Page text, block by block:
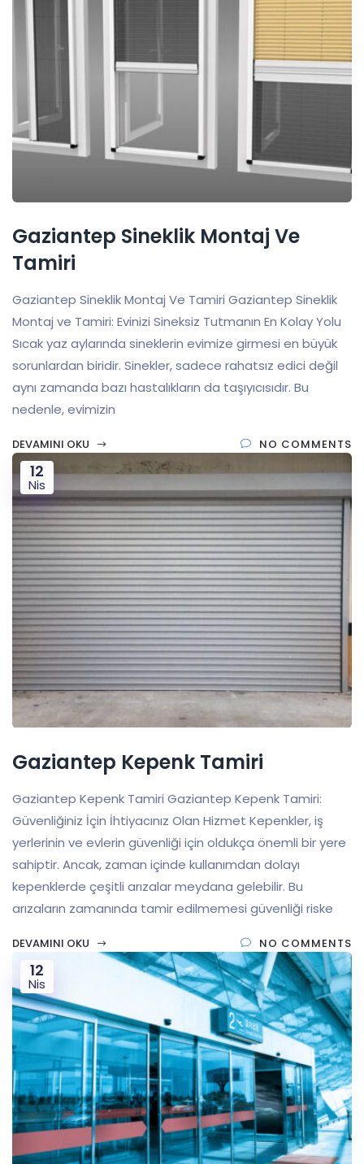
Gaziantep Sineklik Montaj Ve
Tamiri
Gaziantep Sineklik Montaj Ve Tamiri Gaziantep Sineklik
Montaj ve Tamiri: Evinizi Sineksiz Tutmanın En Kolay Yolu
Sıcak yaz aylarında sineklerin evimize girmesi en büyük
sorunlardan biridir. Sinekler, sadece rahatsız edici değil
aynı zamanda bazı hastalıkların da taşıyıcısıdır. Bu
nedenle, evimizin
DEVAMINI OKU NO COMMENTS
12
Nis
Gaziantep Kepenk Tamiri
Gaziantep Kepenk Tamiri Gaziantep Kepenk Tamiri:
Güvenliğiniz İçin İhtiyacınız Olan Hizmet Kepenkler, iş
yerlerinin ve evlerin güvenliği için oldukça önemli bir yere
sahiptir. Ancak, zaman içinde kullanımdan dolayı
kepenklerde çeşitli arızalar meydana gelebilir. Bu
arızaların zamanında tamir edilmemesi güvenliği riske
DEVAMINI OKU NO COMMENTS
12
Nis